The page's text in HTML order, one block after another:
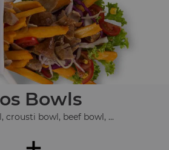
Bowls
crousti bowl, beef bowl, ...